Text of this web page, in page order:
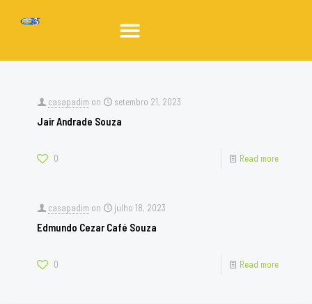
casapadim on setembro 21, 2023
Jair Andrade Souza
0 Read more
casapadim on julho 18, 2023
Edmundo Cezar Café Souza
0 Read more